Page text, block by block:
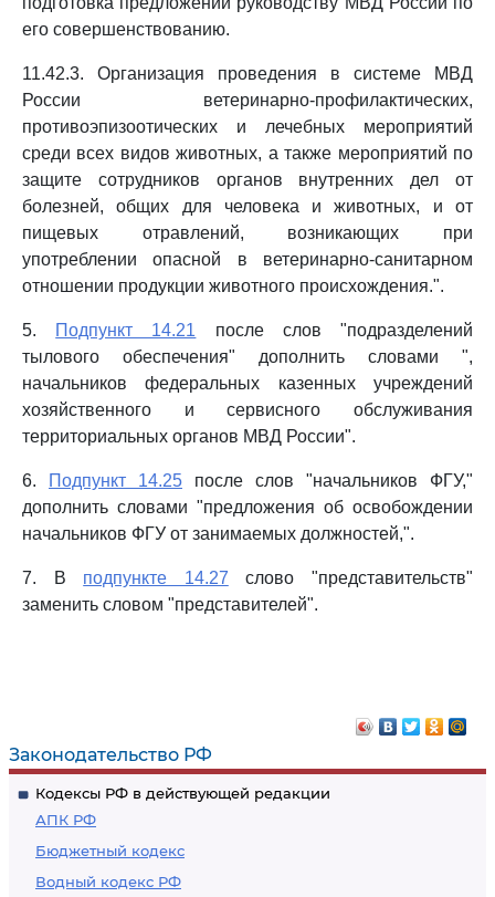
Законодательство РФ
Кодексы РФ в действующей редакции
АПК РФ
Бюджетный кодекс
Водный кодекс РФ
его совершенствованию.
11.42.3. Организация проведения в системе МВД
России ветеринарно-профилактических,
противоэпизоотических и лечебных мероприятий
среди всех видов животных, а также мероприятий по
защите сотрудников органов внутренних дел от
болезней, общих для человека и животных, и от
пищевых отравлений, возникающих при
употреблении опасной в ветеринарно-санитарном
отношении продукции животного происхождения.".
5. Подпункт 14.21 после слов "подразделений
тылового обеспечения" дополнить словами ",
начальников федеральных казенных учреждений
хозяйственного и сервисного обслуживания
территориальных органов МВД России".
6. Подпункт 14.25 после слов "начальников ФГУ,"
дополнить словами "предложения об освобождении
начальников ФГУ от занимаемых должностей,".
7. В подпункте 14.27 слово "представительств"
заменить словом "представителей".